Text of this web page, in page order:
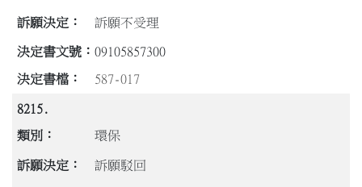
訴願不受理
09105857300
587-017
8215.
環保
訴願駁回